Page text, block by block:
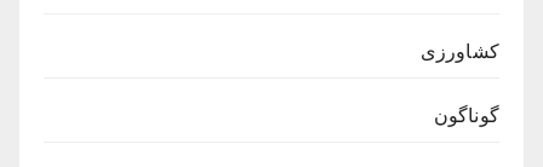
کشاورزی
گوناگون